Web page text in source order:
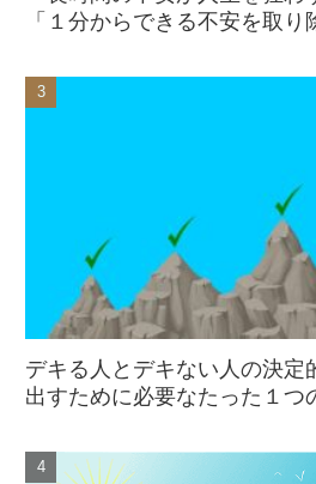
「１分からできる不安を取り
デキる人とデキない人の決定
出すために必要なたった１つ